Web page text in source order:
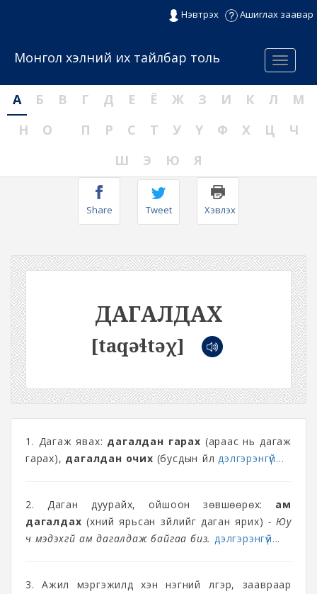
Нэвтрэх Ашиглах заавар
Menu
Монгол хэлний их тайлбар толь
А Б В Г Д Е Ё Ж З И К Л
М
Н
О П Р С Т У Ү Ф Х Ц
Ч
Ш
Э Ю Я
Share Tweet Хэвлэх
ДАГАЛДАХ
[taqəɬtəχ]
1. Дагаж явах: дагалдан гарах (араас нь дагаж
гарах), дагалдан очих (бусдын үйлдэлгэрэнгүй...
2. Даган дуурайх, ойшоон зөвшөөрөх: ам
дагалдах (хүний ярьсан зүйлийг даган ярих) - Юу
ч мэдэхгүй ам дагалдаж байгаа биз. дэлгэрэнгүй...
3. Ажил мэргэжилд хэн нэгний үлгэр, заавраар